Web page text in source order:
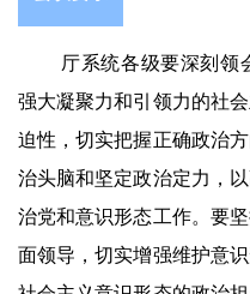
厅系统各级要深刻领
强大凝聚力和引领力的社
迫性，切实把握正确政治
治头脑和坚定政治定力，
治党和意识形态工作。要
面领导，切实增强维护意